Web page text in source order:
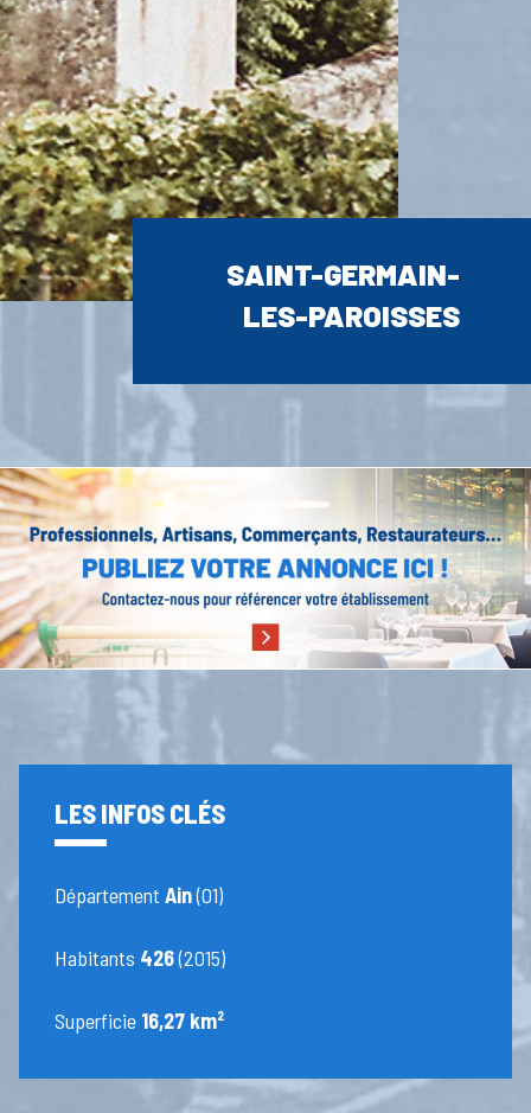
SAINT-GERMAIN-
LES-PAROISSES
LES INFOS CLÉS
DépartementAin(01)
Habitants 426(2015)
Superficie 16,27 km²